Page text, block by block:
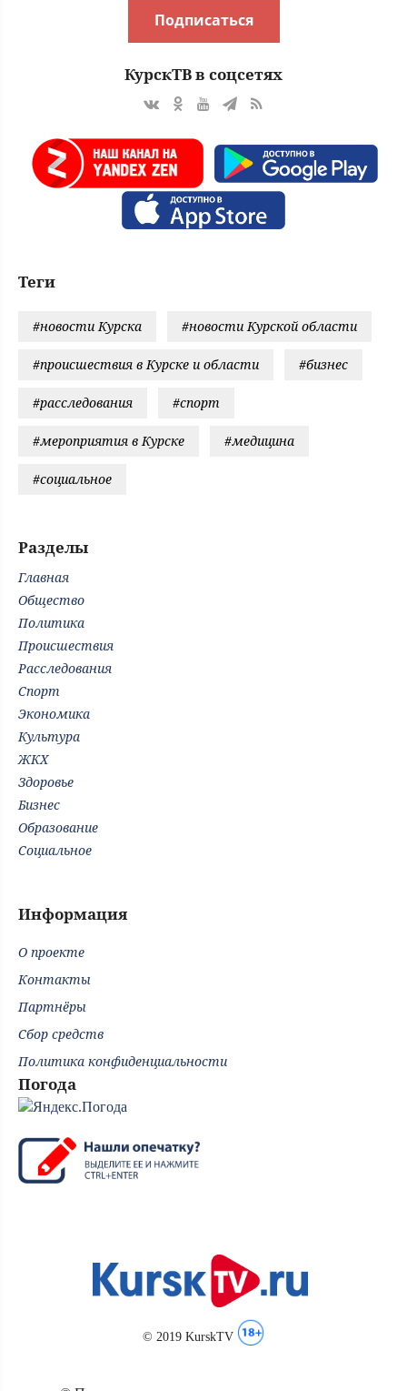
Подписаться
КурскТВ в соцсетях
Теги
#новости Курска #новости Курской области
#происшествия в Курске и области #бизнес
#расследования #спорт
#мероприятия в Курске #медицина
#социальное
Разделы
Главная
Общество
Политика
Происшествия
Расследования
Спорт
Экономика
Культура
ЖКХ
Здоровье
Бизнес
Образование
Социальное
Информация
О проекте
Контакты
Партнёры
Сбор средств
Политика конфиденциальности
Погода
© 2019 KurskTV